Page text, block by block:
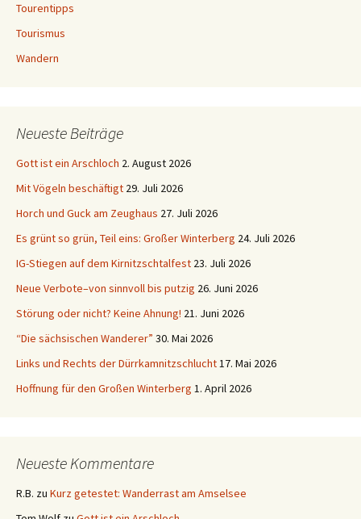
Tourentipps
Tourismus
Wandern
Neueste Beiträge
Gott ist ein Arschloch 2. August 2026
Mit Vögeln beschäftigt 29. Juli 2026
Horch und Guck am Zeughaus 27. Juli 2026
Es grünt so grün, Teil eins: Großer Winterberg 24. Juli 2026
IG-Stiegen auf dem Kirnitzschtalfest 23. Juli 2026
Neue Verbote–von sinnvoll bis putzig 26. Juni 2026
Störung oder nicht? Keine Ahnung! 21. Juni 2026
“Die sächsischen Wanderer” 30. Mai 2026
Links und Rechts der Dürrkamnitzschlucht17. Mai 2026
Hoffnung für den Großen Winterberg 1. April 2026
Neueste Kommentare
R.B. zu Kurz getestet: Wanderrast am Amselsee